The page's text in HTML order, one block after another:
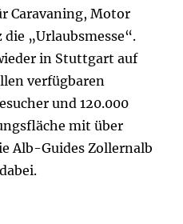
Caravaning, Motor
„Urlaubsmesse“.
in Stuttgart auf
verfügbaren
und 120.000
mit über
Alb-Guides Zollernalb